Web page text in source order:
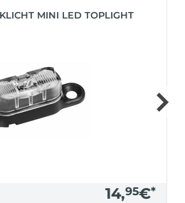
MINI LED TOPLIGHT
14,95€*